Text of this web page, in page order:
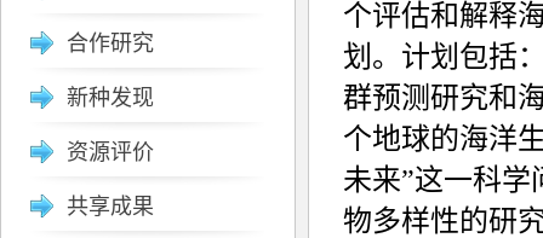
合作研究
新种发现
资源评价
共享成果
个评估和解释
划。计划包括
群预测研究和
个地球的海洋
未来”这一科
物多样性的研